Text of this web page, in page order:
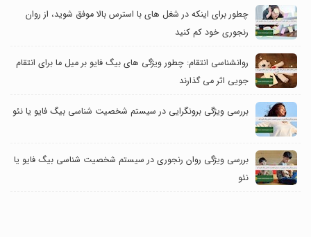
چطور برای اینکه در شغل های با استرس بالا موفق شوید، از روان
رنجوری خود کم کنید
روانشناسی انتقام: چطور ویژگی های بیگ فایو بر میل ما برای انتقام
جویی اثر می گذارند
بررسی ویژگی برونگرایی در سیستم شخصیت شناسی بیگ فایو یا نئو
بررسی ویژگی روان رنجوری در سیستم شخصیت شناسی بیگ فایو یا
نئو